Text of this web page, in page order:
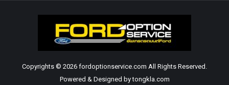
Copyrights © 2026 fordoptionservice.com All Rights Reserved.
Powered & Designed by tongkla.com